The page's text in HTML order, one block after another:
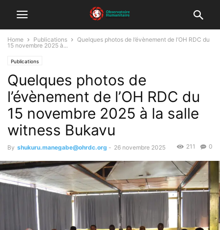
Home Publications
Quelques photos de l’évènement de l’OH RDC du
15 novembre 2025 à...
Publications
Quelques photos de
l’évènement de l’OH RDC du
15 novembre 2025 à la salle
witness Bukavu
By shukuru.manegabe@ohrdc.org - 26 novembre 2025 0
211